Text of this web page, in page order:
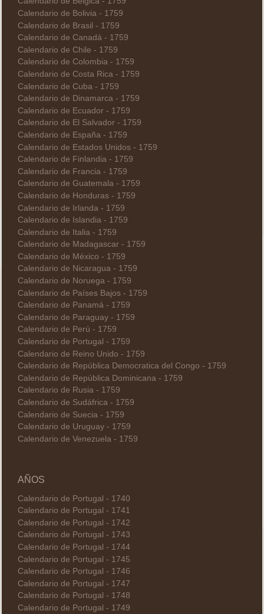
Calendario de Bolivia - 1759
Calendario de Brasil - 1759
Calendario de Canadá - 1759
Calendario de Chile - 1759
Calendario de Colombia - 1759
Calendario de Costa Rica - 1759
Calendario de Cuba - 1759
Calendario de Dinamarca - 1759
Calendario de Ecuador - 1759
Calendario de El Salvador - 1759
Calendario de España - 1759
Calendario de Estados Unidos - 1759
Calendario de Finlandia - 1759
Calendario de Francia - 1759
Calendario de Guatemala - 1759
Calendario de Honduras - 1759
Calendario de Irlanda - 1759
Calendario de Islandia - 1759
Calendario de Italia - 1759
Calendario de Madagascar - 1759
Calendario de México - 1759
Calendario de Nicaragua - 1759
Calendario de Noruega - 1759
Calendario de Países Bajos - 1759
Calendario de Panamá - 1759
Calendario de Paraguay - 1759
Calendario de Perú - 1759
Calendario de Portugal - 1759
Calendario de Reino Unido - 1759
Calendario de República Democratica del Congo - 1759
Calendario de República Dominicana - 1759
Calendario de Rusia - 1759
Calendario de Sudáfrica - 1759
Calendario de Suecia - 1759
Calendario de Uruguay - 1759
Calendario de Venezuela - 1759
AÑOS
Calendario de Portugal - 1740
Calendario de Portugal - 1741
Calendario de Portugal - 1742
Calendario de Portugal - 1743
Calendario de Portugal - 1744
Calendario de Portugal - 1745
Calendario de Portugal - 1746
Calendario de Portugal - 1747
Calendario de Portugal - 1748
Calendario de Portugal - 1749